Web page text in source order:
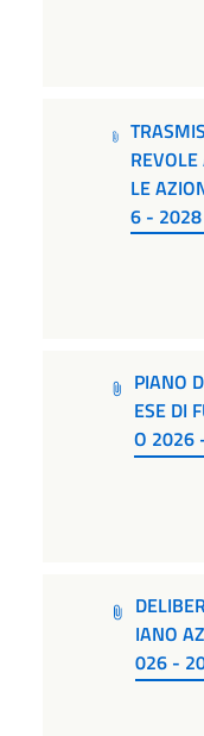
LE
6 - 2028
PIANO
ESE DI
O 2026
IANO
026 -